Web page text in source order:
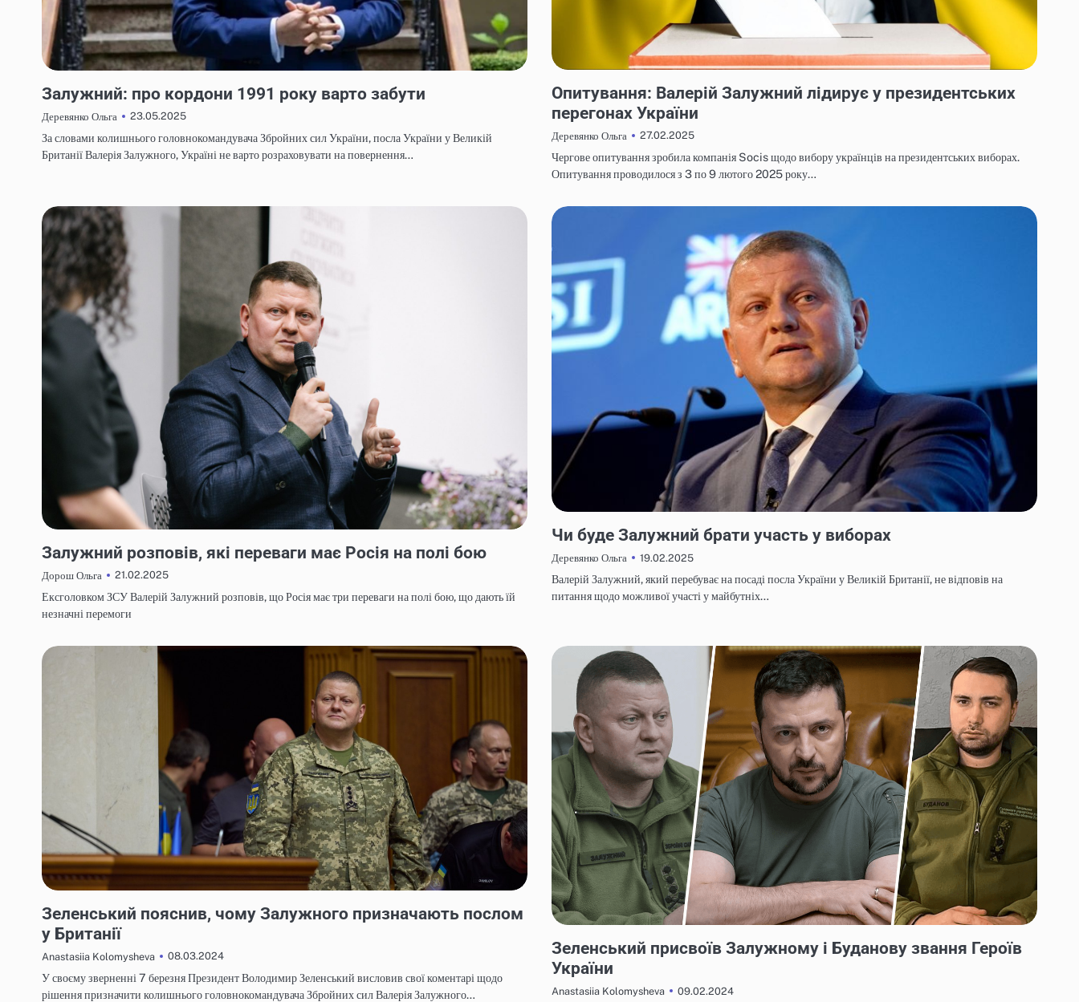
Залужний: про кордони 1991 року варто забути
Деревянко Ольга 23.05.2025
За словами колишнього головнокомандувача Збройних сил України, посла України у Великій
Британії Валерія Залужного, Україні не варто розраховувати на повернення…
Опитування: Валерій Залужний лідирує у президентських
перегонах України
Деревянко Ольга 27.02.2025
Чергове опитування зробила компанія Socis щодо вибору українців на президентських виборах.
Опитування проводилося з 3 по 9 лютого 2025 року…
Залужний розповів, які переваги має Росія на полі бою
Дорош Ольга 21.02.2025
Ексголовком ЗСУ Валерій Залужний розповів, що Росія має три переваги на полі бою, що дають їй
незначні перемоги
Чи буде Залужний брати участь у виборах
Деревянко Ольга 19.02.2025
Валерій Залужний, який перебуває на посаді посла України у Великій Британії, не відповів на
питання щодо можливої участі у майбутніх…
Зеленський пояснив, чому Залужного призначають послом
у Британії
Anastasiia Kolomysheva 08.03.2024
У своєму зверненні 7 березня Президент Володимир Зеленський висловив свої коментарі щодо
рішення призначити колишнього головнокомандувача Збройних сил Валерія Залужного…
Зеленський присвоїв Залужному і Буданову звання Героїв
України
Anastasiia Kolomysheva 09.02.2024